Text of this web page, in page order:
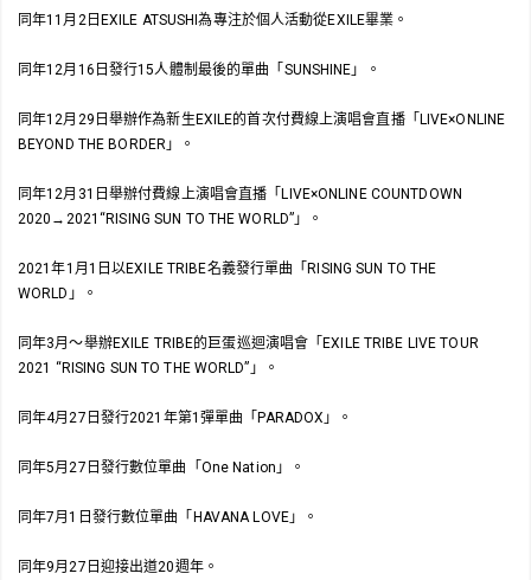
同年11月2日EXILE ATSUSHI為專注於個人活動從EXILE畢業。
同年12月16日發行15人體制最後的單曲「SUNSHINE」。
同年12月29日舉辦作為新生EXILE的首次付費線上演唱會直播「LIVE×ONLINE
BEYOND THE BORDER」。
同年12月31日舉辦付費線上演唱會直播「LIVE×ONLINE COUNTDOWN
2020→2021“RISING SUN TO THE WORLD”」。
2021年1月1日以EXILE TRIBE名義發行單曲「RISING SUN TO THE
WORLD」。
同年3月～舉辦EXILE TRIBE的巨蛋巡迴演唱會「EXILE TRIBE LIVE TOUR
2021 “RISING SUN TO THE WORLD”」。
同年4月27日發行2021年第1彈單曲「PARADOX」。
同年5月27日發行數位單曲「One Nation」。
同年7月1日發行數位單曲「HAVANA LOVE」。
同年9月27日迎接出道20週年。